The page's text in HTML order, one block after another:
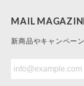
MAIL
新商品やキャンペー